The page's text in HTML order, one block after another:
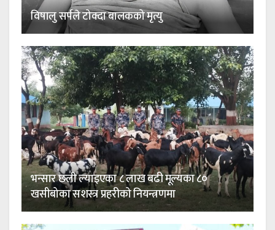
विषालु सर्पले टोक्दा बालकको मृत्यु
भन्सार छली ल्याइएका ८ लाख बढी मूल्यका ८०
खसीबोका सशस्त्र प्रहरीको नियन्त्रणमा